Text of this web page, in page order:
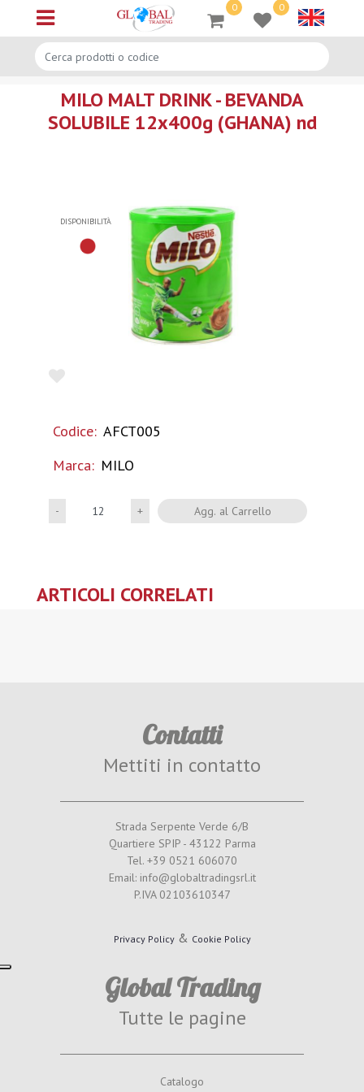
Open menu
0 0
MILO MALT DRINK - BEVANDA
SOLUBILE 12x400g (GHANA) nd
DISPONIBILITÀ
Codice: AFCT005
Marca: MILO
QuantitàAgg. al Carrello
ARTICOLI CORRELATI
Contatti
Mettiti in contatto
Strada Serpente Verde 6/B
Quartiere SPIP - 43122 Parma
Tel. +39 0521 606070
Email: info@globaltradingsrl.it
P.IVA 02103610347
Privacy Policy& Cookie Policy
Global Trading
Tutte le pagine
Catalogo